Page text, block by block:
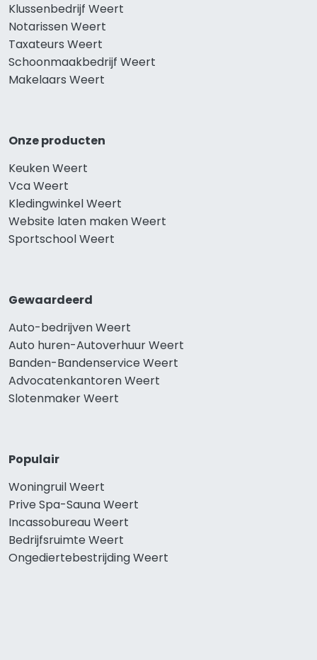
Klussenbedrijf Weert
Notarissen Weert
Taxateurs Weert
Schoonmaakbedrijf Weert
Makelaars Weert
Onze producten
Keuken Weert
Vca Weert
Kledingwinkel Weert
Website laten maken Weert
Sportschool Weert
Gewaardeerd
Auto-bedrijven Weert
Auto huren-Autoverhuur Weert
Banden-Bandenservice Weert
Advocatenkantoren Weert
Slotenmaker Weert
Populair
Woningruil Weert
Prive Spa-Sauna Weert
Incassobureau Weert
Bedrijfsruimte Weert
Ongediertebestrijding Weert